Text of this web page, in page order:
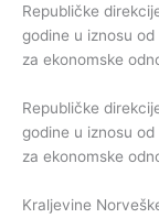
Republičke
godine u iznosu
za ekonomske
Republičke
godine u iznosu
za ekonomske
Kraljevine